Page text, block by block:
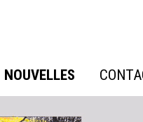
NOUVELLES